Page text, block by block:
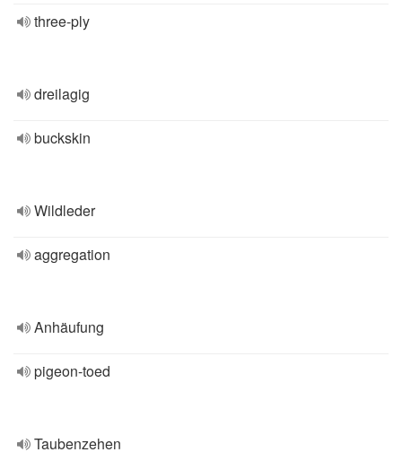
three-ply
dreilagig
buckskin
Wildleder
aggregation
Anhäufung
pigeon-toed
Taubenzehen